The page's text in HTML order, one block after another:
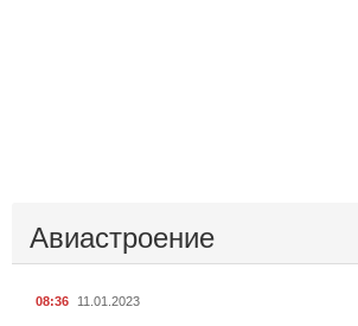
Авиастроение
08:36 11.01.2023